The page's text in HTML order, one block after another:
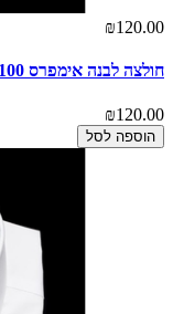
₪120.00
חולצה לבנה אימפרס 5100 גזרה צרה ללא כיס צווארון אמריקאי
₪120.00
הוספה לסל